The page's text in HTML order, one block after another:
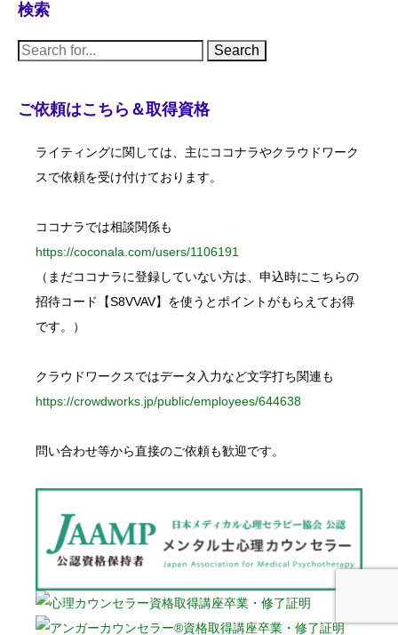
検索
S
e
c
h
ご依頼はこちら＆取得資格
ライティングに関しては、主にココナラやクラウドワーク
スで依頼を受け付けております。
ココナラでは相談関係も
https://coconala.com/users/1106191
（まだココナラに登録していない方は、申込時にこちらの
招待コード【S8VVAV】を使うとポイントがもらえてお得
です。）
クラウドワークスではデータ入力など文字打ち関連も
https://crowdworks.jp/public/employees/644638
問い合わせ等から直接のご依頼も歓迎です。